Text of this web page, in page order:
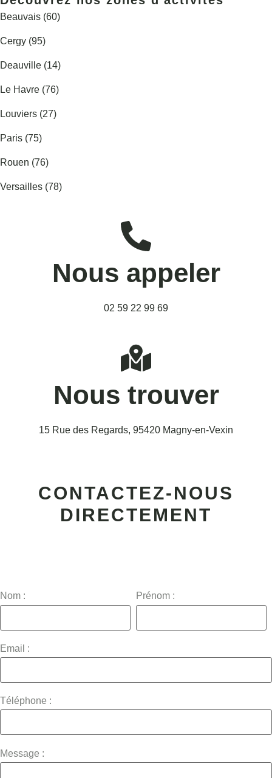
Beauvais (60)
Cergy (95)
Deauville (14)
Le Havre (76)
Louviers (27)
Paris (75)
Rouen (76)
Versailles (78)
Nous appeler
02 59 22 99 69
Nous trouver
15 Rue des Regards, 95420 Magny-en-Vexin
CONTACTEZ-NOUS
DIRECTEMENT
Nom : Prénom :
Email :
Téléphone :
Message :